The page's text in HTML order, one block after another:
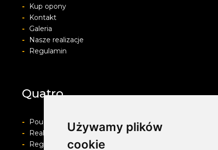
Używamy plików
cookie
-
Kup opony
-
Kontakt
-
Galeria
-
Nasze realizacje
-
Regulamin
Quatro
-
Pouczenie o prawie do odstapienia od umowy
-
Realizacja zamówienia i formy płatności
-
Regulamin i Polityka prywatności